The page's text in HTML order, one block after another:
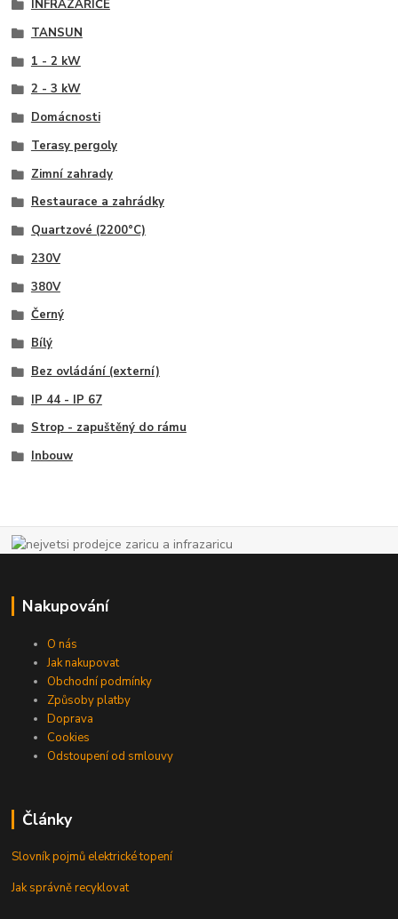
INFRAZÁŘIČE
TANSUN
1 - 2 kW
2 - 3 kW
Domácnosti
Terasy pergoly
Zimní zahrady
Restaurace a zahrádky
Quartzové (2200°C)
230V
380V
Černý
Bílý
Bez ovládání (externí)
IP 44 - IP 67
Strop - zapuštěný do rámu
Inbouw
Nakupování
O nás
Jak nakupovat
Obchodní podmínky
Způsoby platby
Doprava
Cookies
Odstoupení od smlouvy
Články
Slovník pojmů elektrické topení
Jak správně recyklovat